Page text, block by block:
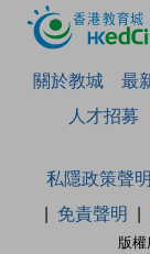
關於教城 最
人才招募
版
私隱政策聲明
免責聲明